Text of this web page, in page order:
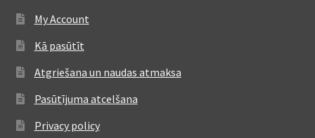
My Account
Kā pasūtīt
Atgriešana un naudas atmaksa
Pasūtījuma atcelšana
Privacy policy